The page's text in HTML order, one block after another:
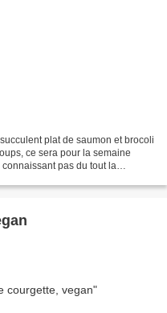
plat de saumon et brocoli
ce sera pour la semaine
pas du tout la